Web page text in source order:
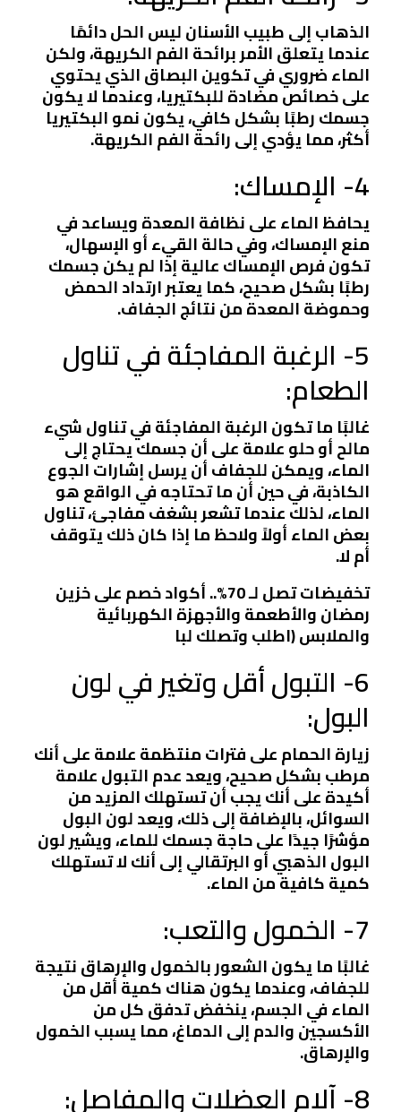
الذهاب إلى طبيب الأسنان ليس الحل دائمًا
عندما يتعلق الأمر برائحة الفم الكريهة، ولكن
الماء ضروري في تكوين البصاق الذي يحتوي
على خصائص مضادة للبكتيريا، وعندما لا يكون
جسمك رطبًا بشكل كافي، يكون نمو البكتيريا
أكثر، مما يؤدي إلى رائحة الفم الكريهة.
4- الإمساك:
يحافظ الماء على نظافة المعدة ويساعد في
منع الإمساك، وفي حالة القيء أو الإسهال،
تكون فرص الإمساك عالية إذا لم يكن جسمك
رطبًا بشكل صحيح، كما يعتبر ارتداد الحمض
وحموضة المعدة من نتائج الجفاف.
5- الرغبة المفاجئة في تناول
الطعام:
غالبًا ما تكون الرغبة المفاجئة في تناول شيء
مالح أو حلو علامة على أن جسمك يحتاج إلى
الماء، ويمكن للجفاف أن يرسل إشارات الجوع
الكاذبة، في حين أن ما تحتاجه في الواقع هو
الماء، لذلك عندما تشعر بشغف مفاجئ، تناول
بعض الماء أولاً ولاحظ ما إذا كان ذلك يتوقف
أم لا.
تخفيضات تصل لـ 70%.. أكواد خصم على خزين
رمضان والأطعمة والأجهزة الكهربائية
والملابس (اطلب وتصلك لبا
6- التبول أقل وتغير في لون
البول:
زيارة الحمام على فترات منتظمة علامة على أنك
مرطب بشكل صحيح، ويعد عدم التبول علامة
أكيدة على أنك يجب أن تستهلك المزيد من
السوائل، بالإضافة إلى ذلك، ويعد لون البول
مؤشرًا جيدًا على حاجة جسمك للماء، ويشير لون
البول الذهبي أو البرتقالي إلى أنك لا تستهلك
كمية كافية من الماء.
7- الخمول والتعب:
غالبًا ما يكون الشعور بالخمول والإرهاق نتيجة
للجفاف، وعندما يكون هناك كمية أقل من
الماء في الجسم، ينخفض تدفق كل من
الأكسجين والدم إلى الدماغ، مما يسبب الخمول
والإرهاق.
8- آلام العضلات والمفاصل: